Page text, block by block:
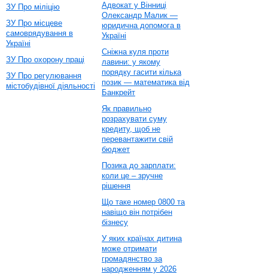
ЗУ Про міліцію
ЗУ Про місцеве
самоврядування в
Україні
ЗУ Про охорону праці
ЗУ Про регулювання
містобудівної діяльності
Адвокат у Вінниці
Олександр Малик —
юридична допомога в
Україні
Сніжна куля проти
лавини: у якому
порядку гасити кілька
позик — математика від
Банкрейт
Як правильно
розрахувати суму
кредиту, щоб не
перевантажити свій
бюджет
Позика до зарплати:
коли це – зручне
рішення
Що таке номер 0800 та
навіщо він потрібен
бізнесу
У яких країнах дитина
може отримати
громадянство за
народженням у 2026